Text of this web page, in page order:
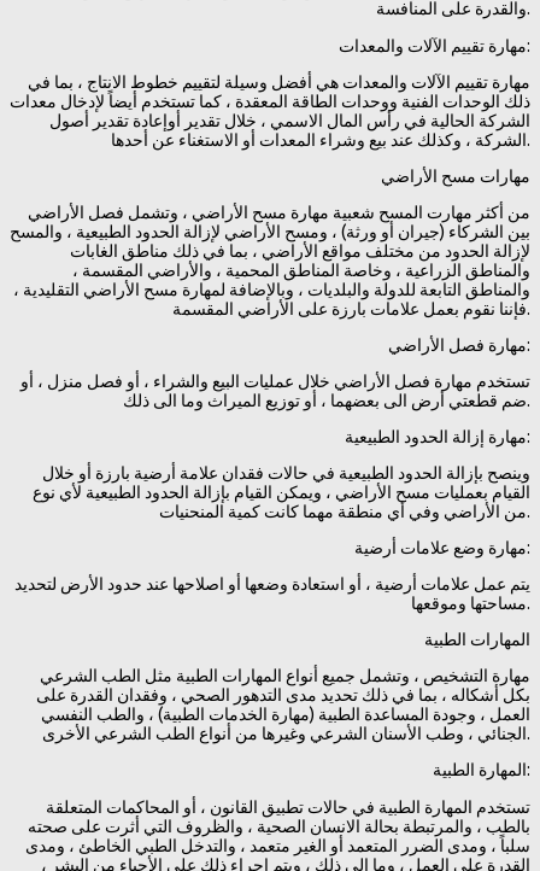
والقدرة على المنافسة.
مهارة تقييم الآلات والمعدات:
مهارة تقييم الآلات والمعدات هي أفضل وسيلة لتقييم خطوط الانتاج ، بما في
ذلك الوحدات الفنية ووحدات الطاقة المعقدة ، كما تستخدم أيضاً لإدخال معدات
الشركة الحالية في رأس المال الاسمي ، خلال تقدير أوإعادة تقدير أصول
الشركة ، وكذلك عند بيع وشراء المعدات أو الاستغناء عن أحدها.
مهارات مسح الأراضي
من أكثر مهارت المسح شعبية مهارة مسح الأراضي ، وتشمل فصل الأراضي
بين الشركاء (جيران أو ورثة) ، ومسح الأراضي لإزالة الحدود الطبيعية ، والمسح
لإزالة الحدود من مختلف مواقع الأراضي ، بما في ذلك مناطق الغابات
والمناطق الزراعية ، وخاصة المناطق المحمية ، والأراضي المقسمة ،
والمناطق التابعة للدولة والبلديات ، وبالإضافة لمهارة مسح الأراضي التقليدية ،
فإننا نقوم بعمل علامات بارزة على الأراضي المقسمة.
مهارة فصل الأراضي:
تستخدم مهارة فصل الأراضي خلال عمليات البيع والشراء ، أو فصل منزل ، أو
ضم قطعتي أرض الى بعضهما ، أو توزيع الميراث وما الى ذلك.
مهارة إزالة الحدود الطبيعية:
وينصح بإزالة الحدود الطبيعية في حالات فقدان علامة أرضية بارزة أو خلال
القيام بعمليات مسح الأراضي ، ويمكن القيام بإزالة الحدود الطبيعية لأي نوع
من الأراضي وفي أي منطقة مهما كانت كمية المنحنيات.
مهارة وضع علامات أرضية:
يتم عمل علامات أرضية ، أو استعادة وضعها أو اصلاحها عند حدود الأرض لتحديد
مساحتها وموقعها.
المهارات الطبية
مهارة التشخيص ، وتشمل جميع أنواع المهارات الطبية مثل الطب الشرعي
بكل أشكاله ، بما في ذلك تحديد مدى التدهور الصحي ، وفقدان القدرة على
العمل ، وجودة المساعدة الطبية (مهارة الخدمات الطبية) ، والطب النفسي
الجنائي ، وطب الأسنان الشرعي وغيرها من أنواع الطب الشرعي الأخرى.
المهارة الطبية:
تستخدم المهارة الطبية في حالات تطبيق القانون ، أو المحاكمات المتعلقة
بالطب ، والمرتبطة بحالة الانسان الصحية ، والظروف التي أثرت على صحته
سلباً ، ومدى الضرر المتعمد أو الغير متعمد ، والتدخل الطبي الخاطئ ، ومدى
القدرة على العمل ، وما الى ذلك ، ويتم اجراء ذلك على الأحياء من البشر ،